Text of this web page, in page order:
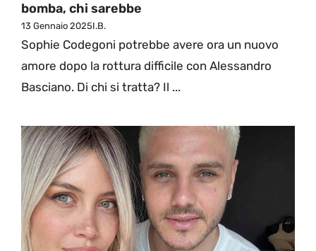
bomba, chi sarebbe
13 Gennaio 2025I.B.
Sophie Codegoni potrebbe avere ora un nuovo
amore dopo la rottura difficile con Alessandro
Basciano. Di chi si tratta? Il ...